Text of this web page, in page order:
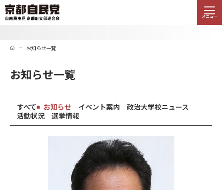
メニュー
お知らせ一覧
お知らせ一覧
すべて お知らせ イベント案内
政治大学校ニュース
活動状況
選挙情報